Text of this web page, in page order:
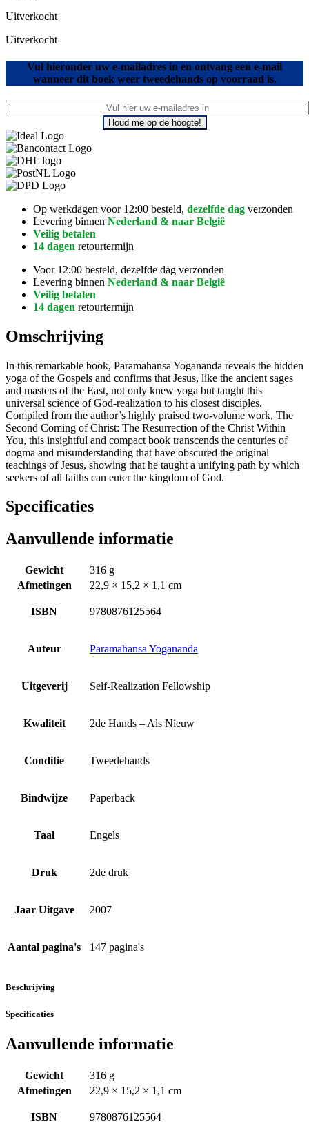
Uitverkocht
Uitverkocht
Vul hieronder uw e-mailadres in en ontvang een e-mail
wanneer dit boek weer tweedehands op voorraad is.
Houd me op de hoogte!
Op werkdagen voor 12:00 besteld, dezelfde dag verzonden
Levering binnen Nederland & naar België
Veilig betalen
14 dagen retourtermijn
Voor 12:00 besteld, dezelfde dag verzonden
Levering binnen Nederland & naar België
Veilig betalen
14 dagen retourtermijn
Omschrijving
In this remarkable book, Paramahansa Yogananda reveals the hidden
yoga of the Gospels and confirms that Jesus, like the ancient sages
and masters of the East, not only knew yoga but taught this
universal science of God-realization to his closest disciples.
Compiled from the author’s highly praised two-volume work, The
Second Coming of Christ: The Resurrection of the Christ Within
You, this insightful and compact book transcends the centuries of
dogma and misunderstanding that have obscured the original
teachings of Jesus, showing that he taught a unifying path by which
seekers of all faiths can enter the kingdom of God.
Specificaties
Aanvullende informatie
Gewicht
316 g
Afmetingen
22,9 × 15,2 × 1,1 cm
ISBN 9780876125564
Auteur Paramahansa Yogananda
Uitgeverij Self-Realization Fellowship
Kwaliteit 2de Hands – Als Nieuw
Conditie Tweedehands
Bindwijze Paperback
Taal Engels
Druk 2de druk
Jaar Uitgave 2007
Aantal pagina's 147 pagina's
Beschrijving
Specificaties
Aanvullende informatie
Gewicht
316 g
Afmetingen
22,9 × 15,2 × 1,1 cm
ISBN 9780876125564